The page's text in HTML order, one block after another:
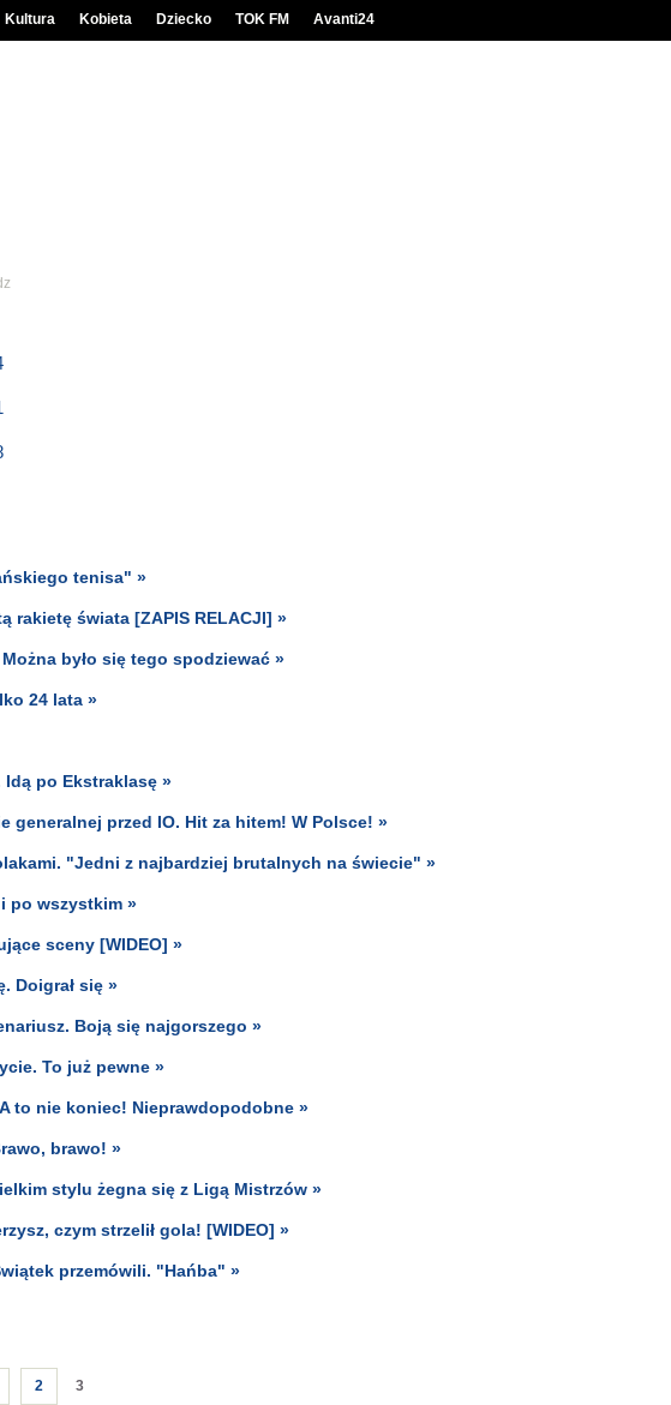
Kultura Kobieta Dziecko TOK FM Avanti24
tenisa" »
rakietę świata [ZAPIS RELACJI] »
było się tego spodziewać »
24 lata »
Idą po Ekstraklasę »
generalnej przed IO. Hit za hitem! W Polsce! »
"Jedni z najbardziej brutalnych na świecie" »
po wszystkim »
sceny [WIDEO] »
Doigrał się »
Boją się najgorszego »
To już pewne »
to nie koniec! Nieprawdopodobne »
brawo! »
stylu żegna się z Ligą Mistrzów »
czym strzelił gola! [WIDEO] »
przemówili. "Hańba" »
2 3